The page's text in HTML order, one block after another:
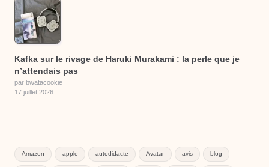
Kafka sur le rivage de Haruki Murakami : la perle que je
n’attendais pas
par bwatacookie
17 juillet 2026
Amazon apple autodidacte Avatar avis blog